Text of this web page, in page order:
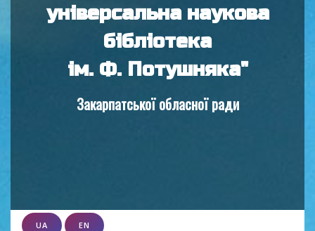
універсальна наукова
бібліотека
ім. Ф. Потушняка"
Закарпатської обласної ради
UA EN